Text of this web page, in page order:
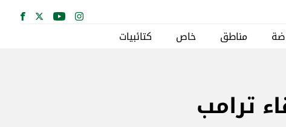
مناطق خاص كتائبيات
ترامب